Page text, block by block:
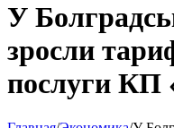
У
зросли
послуги КП